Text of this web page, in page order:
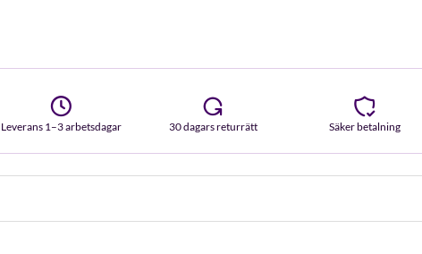
Leverans 1–3 arbetsdagar 30 dagars returrätt Säker betalning